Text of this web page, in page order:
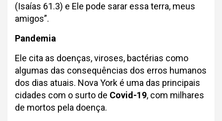
(Isaías 61.3) e Ele pode sarar essa terra, meus
amigos”.
Pandemia
Ele cita as doenças, viroses, bactérias como
algumas das consequências dos erros humanos
dos dias atuais. Nova York é uma das principais
cidades com o surto de Covid-19, com milhares
de mortos pela doença.